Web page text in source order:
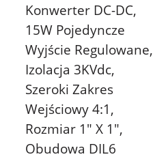
Konwerter DC-DC,
15W Pojedyncze
Wyjście Regulowane,
Izolacja 3KVdc,
Szeroki Zakres
Wejściowy 4:1,
Rozmiar 1" X 1",
Obudowa DIL6